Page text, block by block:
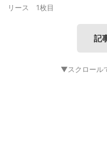
リース 1枚目
記
▼スクロール